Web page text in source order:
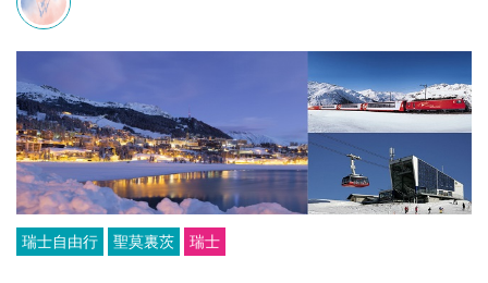
瑞士自由行 聖莫裏茨 瑞士